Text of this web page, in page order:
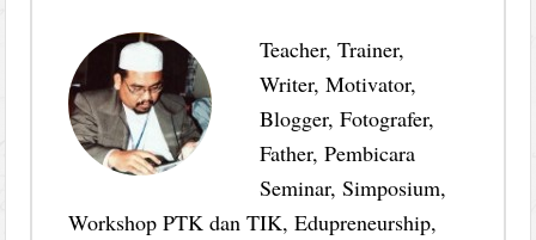
Teacher, Trainer,
Writer, Motivator,
Blogger, Fotografer,
Father, Pembicara
Seminar, Simposium,
Workshop PTK dan TIK, Edupreneurship,